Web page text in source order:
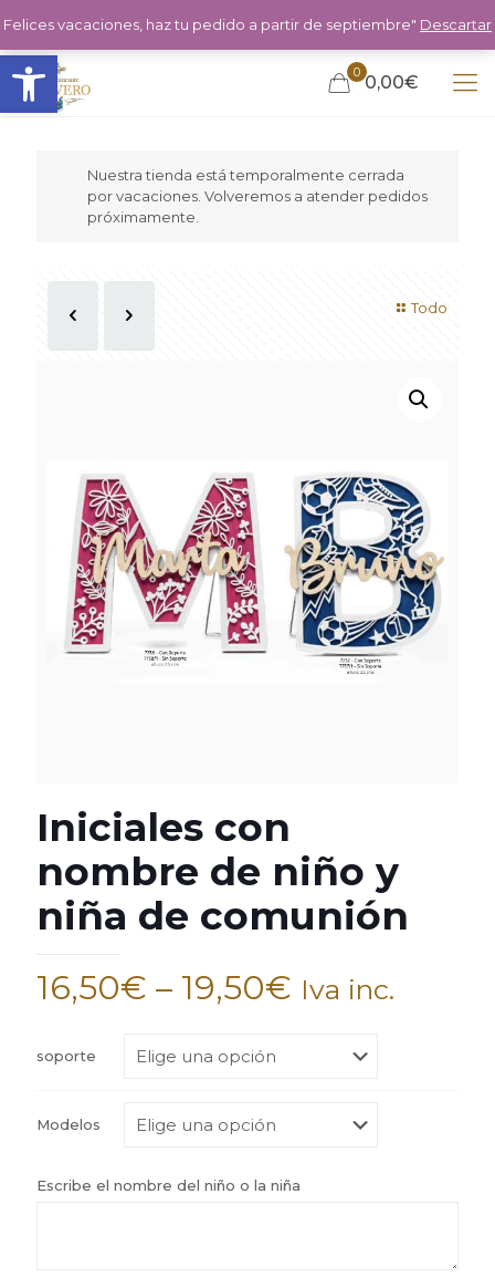
Abrir barra de herramientas 0 0,00€
Nuestra tienda está temporalmente cerrada
por vacaciones. Volveremos a atender pedidos
próximamente.
Todo
Iniciales con
nombre de niño y
niña de comunión
16,50€ – 19,50€ Iva inc.
soporte
Modelos
Escribe el nombre del niño o la niña
Felices vacaciones, haz tu pedido a partir de septiembre" Descartar